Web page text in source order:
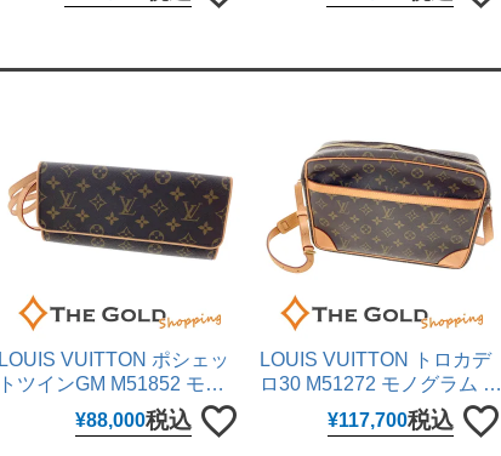
LOUIS VUITTON ポシェッ
トツインGM M51852 モノ
グラム キャンバス ブラウン
ショルダーバッグ レディー
¥88,000税込
LOUIS VUITTON トロカデ
ロ30 M51272 モノグラム キ
ャンバス ブラウン ショルダ
ーバッグ レディース メンズ
¥117,700税込